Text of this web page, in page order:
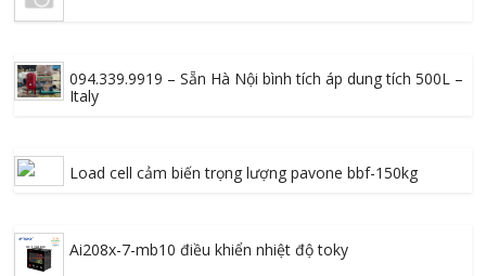
094.339.9919 – Sẵn Hà Nội bình tích áp dung tích 500L –
Italy
Load cell cảm biến trọng lượng pavone bbf-150kg
Ai208x-7-mb10 điều khiển nhiệt độ toky